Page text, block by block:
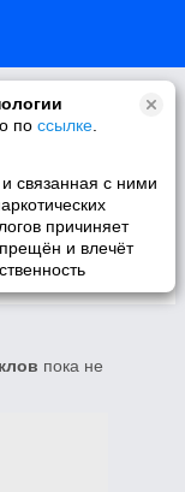
по ссылке
связанная с ними
причиняет
и влечёт
пока не